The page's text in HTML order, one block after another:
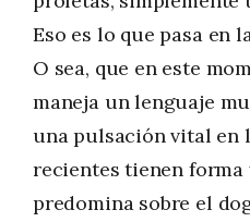
Eso es lo que pasa en
O sea, que en este
maneja un lenguaje
una pulsación vital en
recientes tienen forma
predomina sobre el